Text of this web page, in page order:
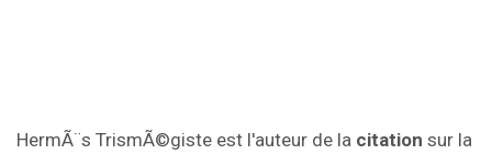
HermÃ¨s TrismÃ©giste est l'auteur de la citation sur la